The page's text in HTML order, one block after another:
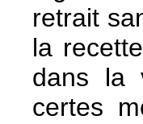
retrait
la
dans la
certes